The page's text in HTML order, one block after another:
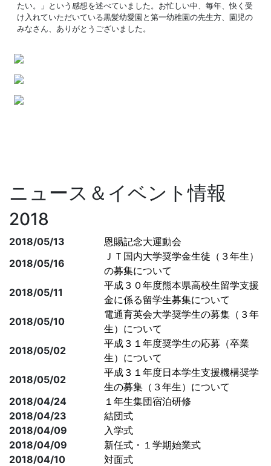
たい。」という感想を述べていました。お忙しい中、毎年、快く受
け入れていただいている黒髪幼愛園と第一幼稚園の先生方、園児の
みなさん、ありがとうございました。
ニュース＆イベント情報
2018
2018/05/13
恩賜記念大運動会
2018/05/16
ＪＴ国内大学奨学金生徒（３年生）
の募集について
2018/05/11
平成３０年度熊本県高校生留学支援
金に係る留学生募集について
2018/05/10
電通育英会大学奨学生の募集（３年
生）について
2018/05/02
平成３１年度奨学生の応募（卒業
生）について
2018/05/02
平成３１年度日本学生支援機構奨学
生の募集（３年生）について
2018/04/24
１年生集団宿泊研修
2018/04/23
結団式
2018/04/09
入学式
2018/04/09
新任式・１学期始業式
2018/04/10
対面式